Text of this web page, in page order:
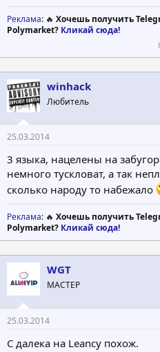
Реклама: 🔥 Хочешь получить
Polymarket? Кликай сюда!
winhack
Любитель
25.03.2014
3 языка, нацелены на
немного тускловат, а так
сколько народу то набежало
Реклама: 🔥 Хочешь получить
Polymarket? Кликай сюда!
WGT
МАСТЕР
25.03.2014
С далека на Leancy похож.